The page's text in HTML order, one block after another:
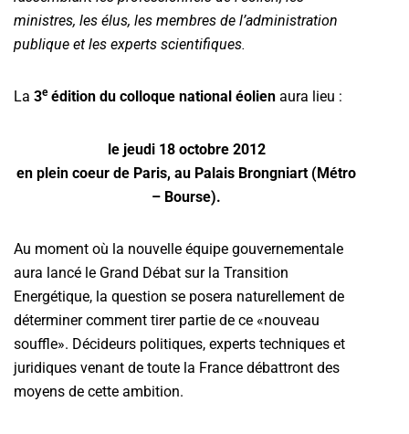
ministres, les élus, les membres de l’administration
publique et les experts scientifiques.
La 3eédition du colloque national éolien aura lieu :
le jeudi 18 octobre 2012
en plein coeur de Paris, au Palais Brongniart (Métro
– Bourse).
Au moment où la nouvelle équipe gouvernementale
aura lancé le Grand Débat sur la Transition
Energétique, la question se posera naturellement de
déterminer comment tirer partie de ce «nouveau
souffle». Décideurs politiques, experts techniques et
juri­diques venant de toute la France débattront des
moyens de cette ambition.